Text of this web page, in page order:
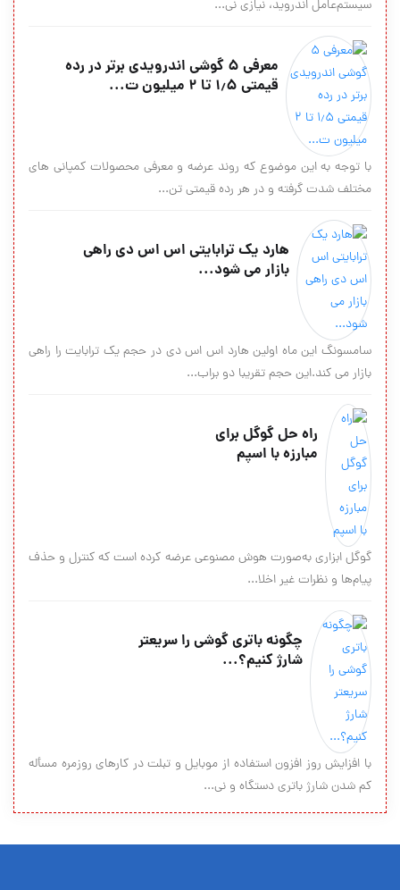
سیستم‌عامل اندروید، نیازی نی...
معرفی ۵ گوشی اندرویدی برتر در رده
قیمتی ۱٫۵ تا ۲ میلیون ت...
با توجه به این موضوع که روند عرضه و معرفی محصولات کمپانی های
مختلف شدت گرفته و در هر رده قیمتی تن...
هارد یک ترابایتی اس اس دی راهی
بازار می شود...
سامسونگ این ماه اولین هارد اس اس دی در حجم یک ترابایت را راهی
بازار می کند.این حجم تقریبا دو براب...
راه حل گوگل برای
مبارزه با اسپم
گوگل ابزاری به‌صورت هوش مصنوعی عرضه کرده است که کنترل و حذف
پیام‌ها و نظرات غیر اخلا...
چگونه باتری گوشی را سریعتر
شارژ کنیم؟...
با افزایش روز افزون استفاده از موبایل و تبلت در کارهای روزمره مسأله
کم شدن شارژ باتری دستگاه و نی...